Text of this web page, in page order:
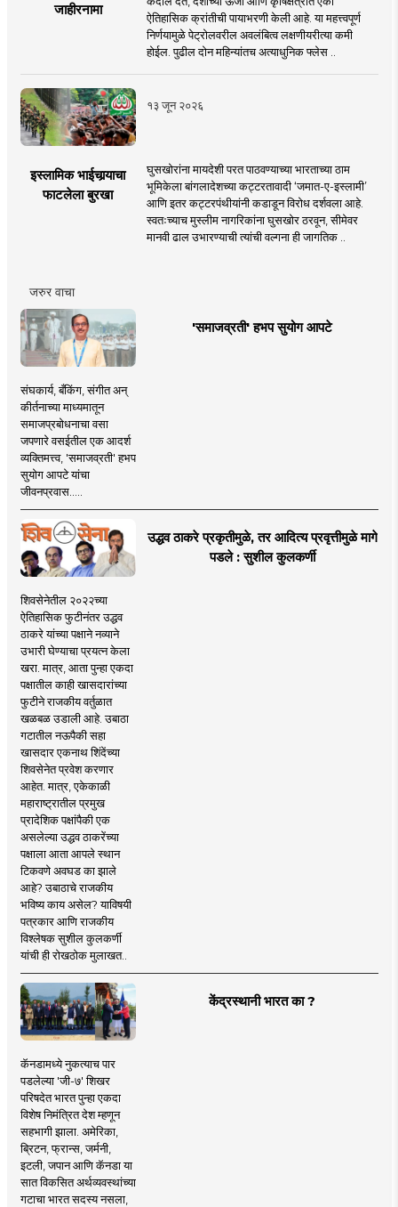
जाहीरनामा
ऐतिहासिक क्रांतीची पायाभरणी केली आहे. या महत्त्वपूर्ण
निर्णयामुळे पेट्रोलवरील अवलंबित्व लक्षणीयरीत्या कमी
होईल. पुढील दोन महिन्यांतच अत्याधुनिक फ्लेस ..
१३ जून २०२६
इस्लामिक भाईचार्‍याचा
फाटलेला बुरखा
घुसखोरांना मायदेशी परत पाठवण्याच्या भारताच्या ठाम
भूमिकेला बांगलादेशच्या कट्टरतावादी ‘जमात-ए-इस्लामी’
आणि इतर कट्टरपंथीयांनी कडाडून विरोध दर्शवला आहे.
स्वतःच्याच मुस्लीम नागरिकांना घुसखोर ठरवून, सीमेवर
मानवी ढाल उभारण्याची त्यांची वल्गना ही जागतिक ..
जरुर वाचा
'समाजव्रती' हभप सुयोग आपटे
संघकार्य, बँकिंग, संगीत अन्
कीर्तनाच्या माध्यमातून
समाजप्रबोधनाचा वसा
जपणारे वसईतील एक आदर्श
व्यक्तिमत्त्व, 'समाजव्रती' हभप
सुयोग आपटे यांचा
जीवनप्रवास.....
उद्धव ठाकरे प्रकृतीमुळे, तर आदित्य प्रवृत्तीमुळे मागे
पडले : सुशील कुलकर्णी
शिवसेनेतील २०२२च्या
ऐतिहासिक फुटीनंतर उद्धव
ठाकरे यांच्या पक्षाने नव्याने
उभारी घेण्याचा प्रयत्न केला
खरा. मात्र, आता पुन्हा एकदा
पक्षातील काही खासदारांच्या
फुटीने राजकीय वर्तुळात
खळबळ उडाली आहे. उबाठा
गटातील नऊपैकी सहा
खासदार एकनाथ शिंदेंच्या
शिवसेनेत प्रवेश करणार
आहेत. मात्र, एकेकाळी
महाराष्ट्रातील प्रमुख
प्रादेशिक पक्षांपैकी एक
असलेल्या उद्धव ठाकरेंच्या
पक्षाला आता आपले स्थान
टिकवणे अवघड का झाले
आहे? उबाठाचे राजकीय
भविष्य काय असेल? याविषयी
पत्रकार आणि राजकीय
विश्लेषक सुशील कुलकर्णी
यांची ही रोखठोक मुलाखत..
केंद्रस्थानी भारत का ?
कॅनडामध्ये नुकत्याच पार
पडलेल्या 'जी-७' शिखर
परिषदेत भारत पुन्हा एकदा
विशेष निमंत्रित देश म्हणून
सहभागी झाला. अमेरिका,
ब्रिटन, फ्रान्स, जर्मनी,
इटली, जपान आणि कॅनडा या
सात विकसित अर्थव्यवस्थांच्या
गटाचा भारत सदस्य नसला,